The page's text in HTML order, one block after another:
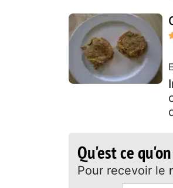
Qu'est ce
Pour recevoir le